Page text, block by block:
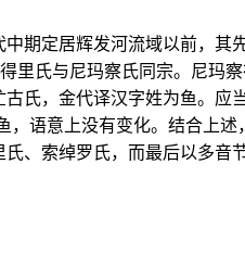
定居辉发河流域以前，其
里氏与尼玛察氏同宗。尼玛
氏，金代译汉字姓为鱼。应
语意上没有变化。结合上述
、索绰罗氏，而最后以多音